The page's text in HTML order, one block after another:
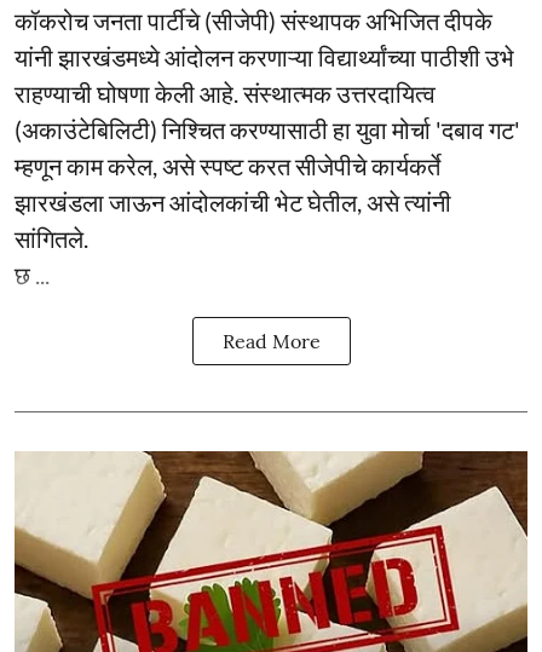
कॉकरोच जनता पार्टीचे (सीजेपी) संस्थापक अभिजित दीपके
यांनी झारखंडमध्ये आंदोलन करणाऱ्या विद्यार्थ्यांच्या पाठीशी उभे
राहण्याची घोषणा केली आहे. संस्थात्मक उत्तरदायित्व
(अकाउंटेबिलिटी) निश्चित करण्यासाठी हा युवा मोर्चा 'दबाव गट'
म्हणून काम करेल, असे स्पष्ट करत सीजेपीचे कार्यकर्ते
झारखंडला जाऊन आंदोलकांची भेट घेतील, असे त्यांनी
सांगितले.
छ ...
Read More